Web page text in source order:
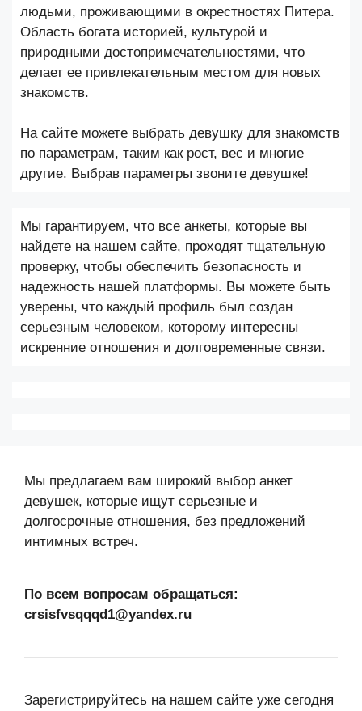
людьми, проживающими в окрестностях Питера.
Область богата историей, культурой и
природными достопримечательностями, что
делает ее привлекательным местом для новых
знакомств.
На сайте можете выбрать девушку для знакомств
по параметрам, таким как рост, вес и многие
другие. Выбрав параметры звоните девушке!
Мы гарантируем, что все анкеты, которые вы
найдете на нашем сайте, проходят тщательную
проверку, чтобы обеспечить безопасность и
надежность нашей платформы. Вы можете быть
уверены, что каждый профиль был создан
серьезным человеком, которому интересны
искренние отношения и долговременные связи.
Мы предлагаем вам широкий выбор анкет
девушек, которые ищут серьезные и
долгосрочные отношения, без предложений
интимных встреч.
По всем вопросам обращаться:
crsisfvsqqqd1@yandex.ru
Зарегистрируйтесь на нашем сайте уже сегодня